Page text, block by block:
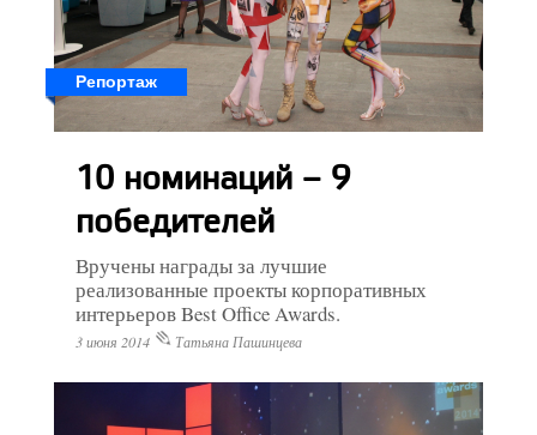
Репортаж
10 номинаций – 9
победителей
Вручены награды за лучшие
реализованные проекты корпоративных
интерьеров Best Office Awards.
3 июня 2014 Татьяна Пашинцева